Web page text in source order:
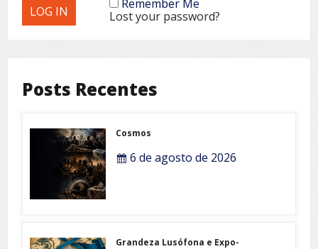
Remember Me
Lost your password?
Posts Recentes
Cosmos
6 de agosto de 2026
Grandeza Lusófona e Expo-